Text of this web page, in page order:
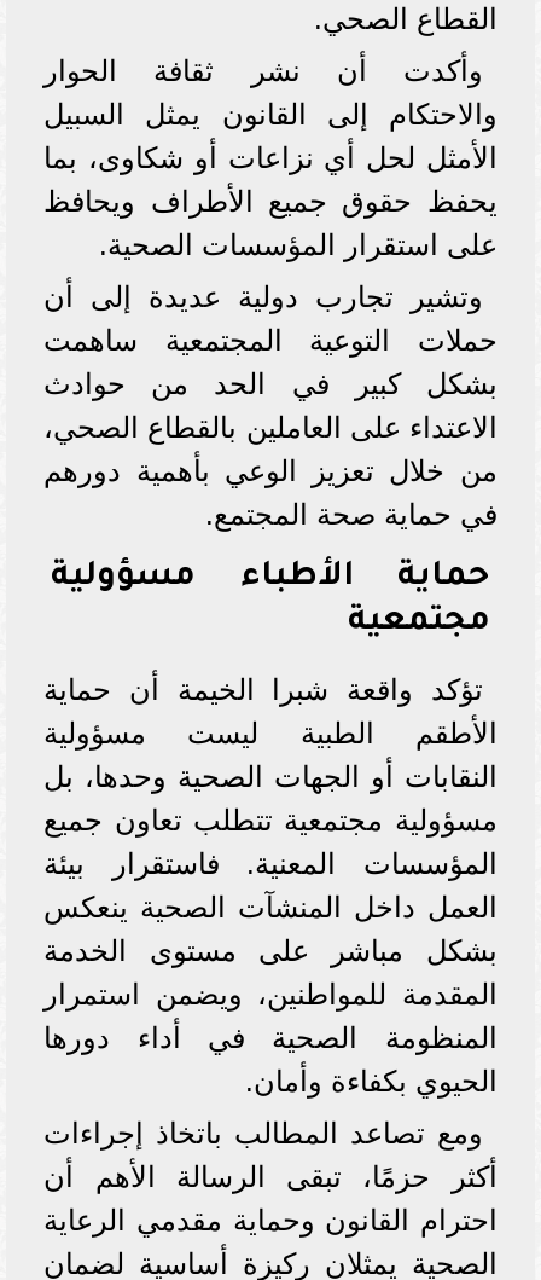
القطاع الصحي.
وأكدت أن نشر ثقافة الحوار
والاحتكام إلى القانون يمثل السبيل
الأمثل لحل أي نزاعات أو شكاوى، بما
يحفظ حقوق جميع الأطراف ويحافظ
على استقرار المؤسسات الصحية.
وتشير تجارب دولية عديدة إلى أن
حملات التوعية المجتمعية ساهمت
بشكل كبير في الحد من حوادث
الاعتداء على العاملين بالقطاع الصحي،
من خلال تعزيز الوعي بأهمية دورهم
في حماية صحة المجتمع.
حماية الأطباء مسؤولية
مجتمعية
تؤكد واقعة شبرا الخيمة أن حماية
الأطقم الطبية ليست مسؤولية
النقابات أو الجهات الصحية وحدها، بل
مسؤولية مجتمعية تتطلب تعاون جميع
المؤسسات المعنية. فاستقرار بيئة
العمل داخل المنشآت الصحية ينعكس
بشكل مباشر على مستوى الخدمة
المقدمة للمواطنين، ويضمن استمرار
المنظومة الصحية في أداء دورها
الحيوي بكفاءة وأمان.
ومع تصاعد المطالب باتخاذ إجراءات
أكثر حزمًا، تبقى الرسالة الأهم أن
احترام القانون وحماية مقدمي الرعاية
الصحية يمثلان ركيزة أساسية لضمان